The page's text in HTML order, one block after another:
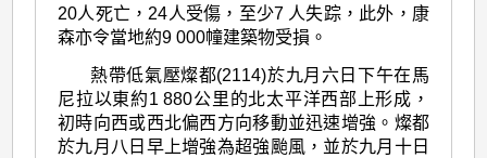
20人死亡，24人受傷，至少7 人失踪，此外，康
森亦令當地約9 000幢建築物受損。
熱帶低氣壓燦都(2114)於九月六日下午在馬
尼拉以東約1 880公里的北太平洋西部上形成，
初時向西或西北偏西方向移動並迅速增強。燦都
於九月八日早上增強為超強颱風，並於九月十日